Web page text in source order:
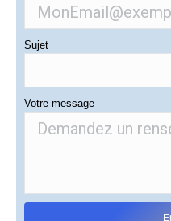
Sujet
Votre message